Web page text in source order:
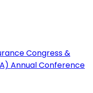
Congress &
Annual Conference